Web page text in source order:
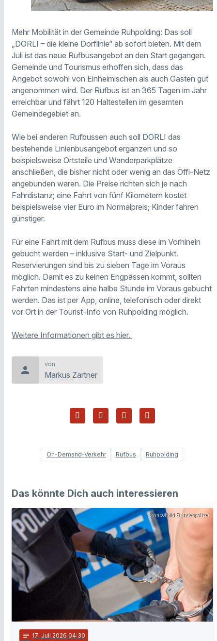
Mehr Mobilität in der Gemeinde Ruhpolding: Das soll
„DORLI – die kleine Dorflinie“ ab sofort bieten. Mit dem
Juli ist das neue Rufbusangebot an den Start gegangen.
Gemeinde und Tourismus erhoffen sich, dass das
Angebot sowohl von Einheimischen als auch Gästen gut
angenommen wird. Der Rufbus ist an 365 Tagen im Jahr
erreichbar und fährt 120 Haltestellen im gesamten
Gemeindegebiet an.
Wie bei anderen Rufbussen auch soll DORLI das
bestehende Linienbusangebot ergänzen und so
beispielsweise Ortsteile und Wanderparkplätze
anschließen, die bisher nicht oder wenig an das Öffi-Netz
angebunden waren. Die Preise richten sich je nach
Fahrdistanz; eine Fahrt von fünf Kilometern kostet
beispielsweise vier Euro im Normalpreis; Kinder fahren
günstiger.
Für eine Fahrt mit dem Rufbus muss diese im Vorhinein
gebucht werden – inklusive Start- und Zielpunkt.
Reservierungen sind bis zu sieben Tage im Voraus
möglich. Damit es zu keinen Engpässen kommt, sollten
Fahrten mindestens eine halbe Stunde im Voraus gebucht
werden. Das ist per App, online, telefonisch oder direkt
vor Ort in der Tourist-Info von Ruhpolding möglich.
Weitere Informationen gibt es hier.
person
von
Markus Zartner
On-Demand-Verkehr Rufbus Ruhpolding
Das könnte Dich auch interessieren
Symbolbild Bundespolizei
notes 17. Juli 2026 04:30